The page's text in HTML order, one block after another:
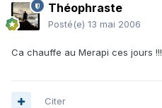
Théophraste
Posté(e) 13 mai 2006
Ca chauffe au Merapi ces jours !!!
Citer